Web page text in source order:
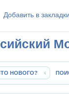
Добавить в закладки
НОВОГО?